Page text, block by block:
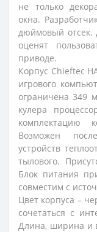
не только
окна.
дюймовый отсек.
оценят
приводе.
Корпус Chieftec
игрового
ограничена 349
кулера
комплектацию
Возможен
устройств
тылового.
Блок питания
совместим с
Цвет корпуса –
сочетаться с
Длина, ширина и